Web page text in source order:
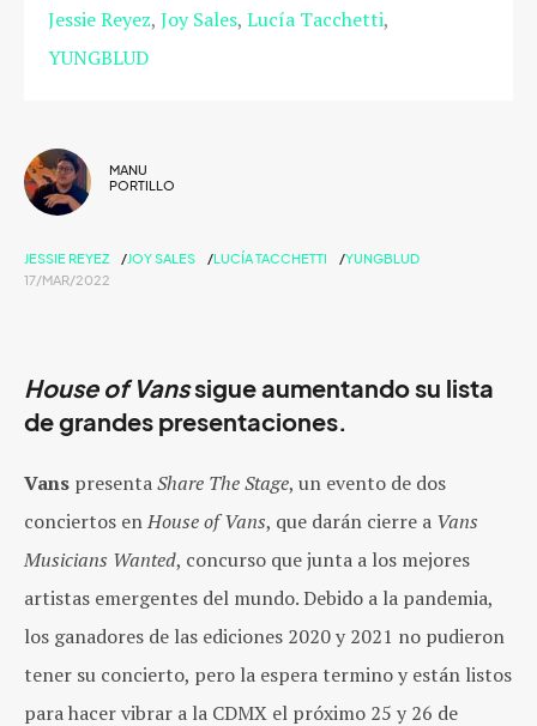
Jessie Reyez Joy Sales Lucía Tacchetti
YUNGBLUD
MANU
PORTILLO
JESSIE REYEZ JOY SALES LUCÍA TACCHETTI
YUNGBLUD
17/MAR/2022
House of Vanssigue aumentando su lista
de grandes presentaciones.
Vans presentaShare The Stage, un evento de dos
conciertos enHouse of Vans, que darán cierre a Vans
Musicians Wanted, concurso que junta a los mejores
artistas emergentes del mundo. Debido a la pandemia,
los ganadores de las ediciones 2020 y 2021 no pudieron
tener su concierto, pero la espera termino y están listos
para hacer vibrar a la CDMX el próximo 25 y 26 de